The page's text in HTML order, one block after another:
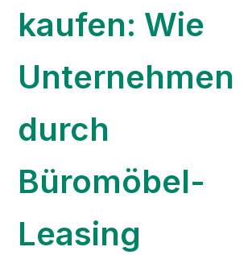
kaufen: Wie
Unternehmen
durch
Büromöbel-
Leasing